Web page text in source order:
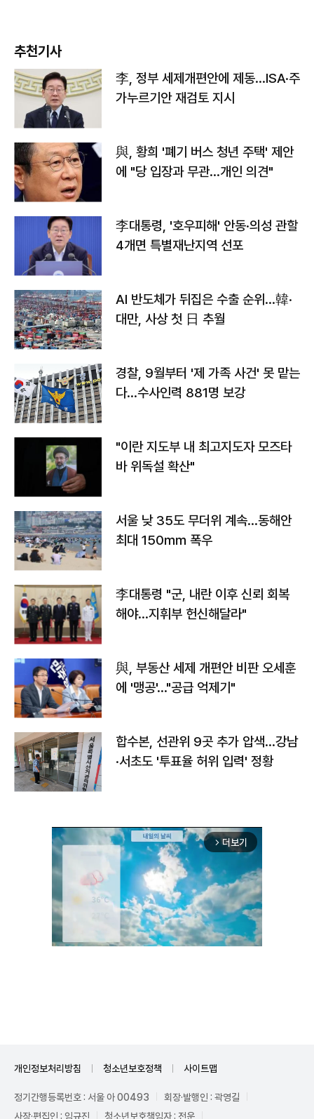
추천기사
李, 정부 세제개편안에 제동…ISA·주
가누르기안 재검토 지시
與, 황희 '폐기 버스 청년 주택' 제안
에 "당 입장과 무관…개인 의견"
李대통령, '호우피해' 안동·의성 관할
4개면 특별재난지역 선포
AI 반도체가 뒤집은 수출 순위…韓·
대만, 사상 첫 日 추월
경찰, 9월부터 '제 가족 사건' 못 맡는
다…수사인력 881명 보강
"이란 지도부 내 최고지도자 모즈타
바 위독설 확산"
서울 낮 35도 무더위 계속…동해안
최대 150㎜ 폭우
李대통령 "군, 내란 이후 신뢰 회복
해야…지휘부 헌신해달라"
與, 부동산 세제 개편안 비판 오세훈
에 '맹공'…"공급 억제기"
합수본, 선관위 9곳 추가 압색…강남
·서초도 '투표율 허위 입력' 정황
arrow_forward_ios 더보기
개인정보처리방침 청소년보호정책 사이트맵
정기간행등록번호 : 서울 아 00493
회장·발행인 : 곽영길
사장·편집인 : 임규진
청소년보호책임자 : 전운